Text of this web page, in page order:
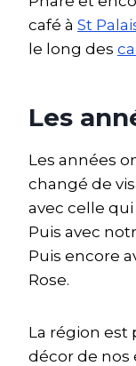
café à St
le long des
Les
Les années
changé de
avec celle
Puis avec
Puis encore
Rose.
La région est
décor de nos